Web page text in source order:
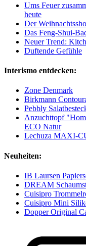
Ums Feuer
heute
Der
Das Feng-Shui-
Neuer Trend:
Duftende Gefühle
Interismo entdecken:
Zone Denmark
Birkmann
Pebbly
Anzuchttopf
ECO Natur
Lechuza MAXI-
Neuheiten:
IB Laursen
DREAM
Cuisipro
Cuisipro Mini
Dopper Original